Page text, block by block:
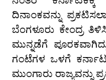
ದಿನಾಂಕವನ್ನು
ಬೆಂಗಳೂರು ಕೇಂದ್ರ
ಮುನ್ನಡೆಗೆ
ಗಂಟೆಗಳ ಒಳಗೆ
ಮುಂಗಾರು ರಾಜ್ಯವನ್ನು